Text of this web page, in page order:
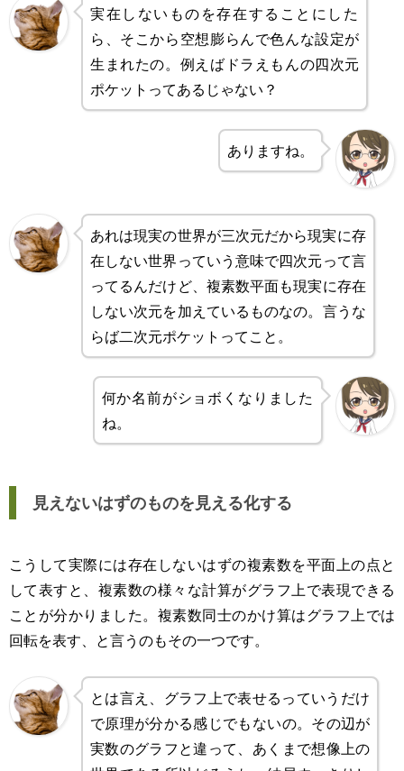
実在しないものを存在することにした
ら、そこから空想膨らんで色んな設定が
生まれたの。例えばドラえもんの四次元
ポケットってあるじゃない？
ありますね。
あれは現実の世界が三次元だから現実に存
在しない世界っていう意味で四次元って言
ってるんだけど、複素数平面も現実に存在
しない次元を加えているものなの。言うな
らば二次元ポケットってこと。
何か名前がショボくなりました
ね。
見えないはずのものを見える化する
こうして実際には存在しないはずの複素数を平面上の点と
して表すと、複素数の様々な計算がグラフ上で表現できる
ことが分かりました。複素数同士のかけ算はグラフ上では
回転を表す、と言うのもその一つです。
とは言え、グラフ上で表せるっていうだけ
で原理が分かる感じでもないの。その辺が
実数のグラフと違って、あくまで想像上の